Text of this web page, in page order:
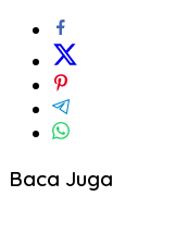
Baca Juga